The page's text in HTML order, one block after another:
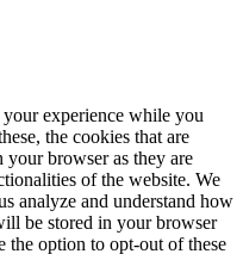
experience while you
the cookies that are
your browser as they are
of the website. We
analyze and understand how
be stored in your browser
the option to opt-out of these